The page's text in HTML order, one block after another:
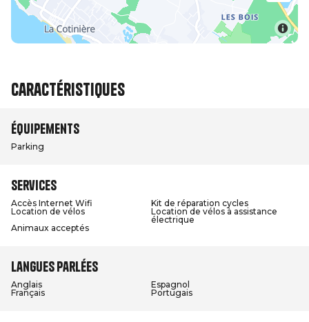
Caractéristiques
Équipements
Parking
Services
Accès Internet Wifi
Kit de réparation cycles
Location de vélos
Location de vélos à assistance
électrique
Animaux acceptés
Langues parlées
Anglais
Espagnol
Français
Portugais